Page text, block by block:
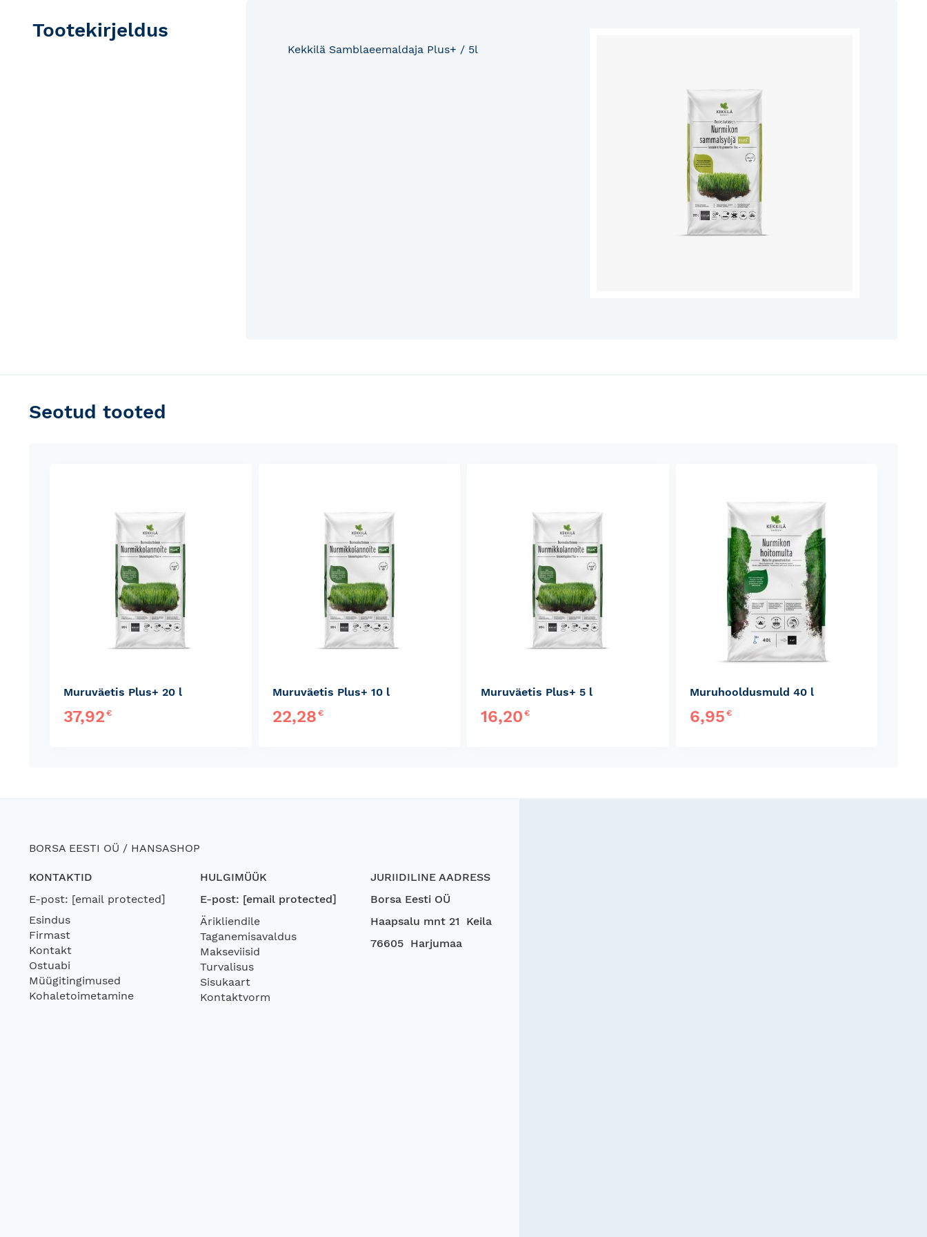
Tootekirjeldus
Kekkilä Samblaeemaldaja Plus+ / 5l
Seotud tooted
Skip
Muruväetis Plus+ 20 l
37,92€
Muruväetis Plus+ 10 l
22,28€
Muruväetis Plus+ 5 l
16,20€
Muruhooldusmuld 40 l
6,95€
BORSA EESTI OÜ / HANSASHOP
KONTAKTID
E-post: [email protected]
Esindus
Firmast
Kontakt
Ostuabi
Müügitingimused
Kohaletoimetamine
HULGIMÜÜK
E-post: [email protected]
Ärikliendile
Taganemisavaldus
Makseviisid
Turvalisus
Sisukaart
Kontaktvorm
JURIIDILINE AADRESS
Borsa Eesti OÜ
Haapsalu mnt 21 Keila
76605 Harjumaa